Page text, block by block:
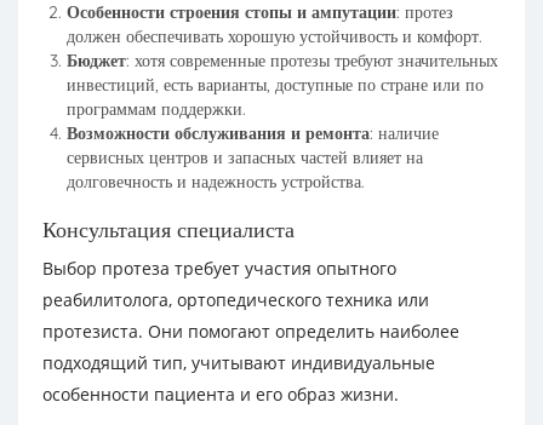
Особенности строения стопы и ампутации: протез
должен обеспечивать хорошую устойчивость и комфорт.
Бюджет: хотя современные протезы требуют значительных
инвестиций, есть варианты, доступные по стране или по
программам поддержки.
Возможности обслуживания и ремонта: наличие
сервисных центров и запасных частей влияет на
долговечность и надежность устройства.
Консультация специалиста
Выбор протеза требует участия опытного
реабилитолога, ортопедического техника или
протезиста. Они помогают определить наиболее
подходящий тип, учитывают индивидуальные
особенности пациента и его образ жизни.